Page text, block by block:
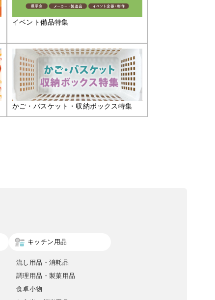
イベント備品特集
かご・バスケット・収納ボックス特集
キッチン用品
流し用品・消耗品
調理用品・製菓用品
食卓小物